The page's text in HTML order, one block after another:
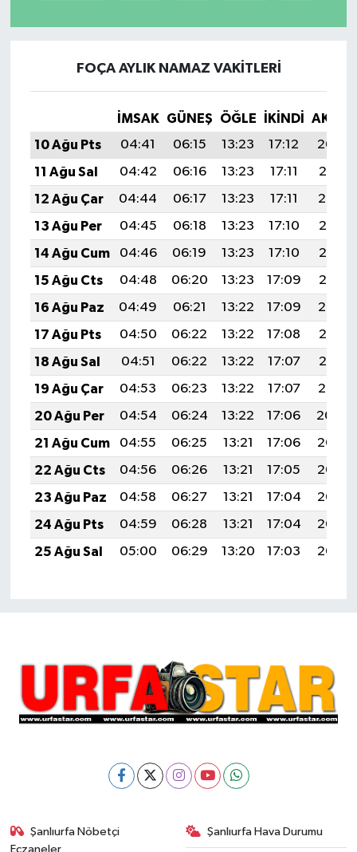
FOÇA AYLIK NAMAZ VAKITLERI
İMSAK GÜNEŞ ÖĞLE İKINDI
10 Ağu Pts
04:41 06:15 13:23 17:12
20:22
11 Ağu Sal
04:42 06:16 13:23 17:11
20:21
12 Ağu Çar
04:44 06:17 13:23 17:11
20:19
13 Ağu Per
04:45 06:18 13:23 17:10
20:18
14 Ağu Cum
04:46 06:19 13:23 17:10
20:17
15 Ağu Cts
04:48 06:20 13:23 17:09
20:16
16 Ağu Paz
04:49 06:21 13:22 17:09
20:14
17 Ağu Pts
04:50 06:22 13:22 17:08
20:13
18 Ağu Sal
04:51 06:22 13:22 17:07
20:12
19 Ağu Çar
04:53 06:23 13:22 17:07
20:10
20 Ağu Per
04:54 06:24 13:22 17:06
20:09
21 Ağu Cum
04:55 06:25 13:21 17:06
20:08
22 Ağu Cts
04:56 06:26 13:21 17:05
20:06
23 Ağu Paz
04:58 06:27 13:21 17:04
20:05
24 Ağu Pts
04:59 06:28 13:21 17:04
20:03
25 Ağu Sal
05:00 06:29 13:20 17:03 20:02
Şanlıurfa Nöbetçi
Eczaneler
Şanlıurfa Hava Durumu